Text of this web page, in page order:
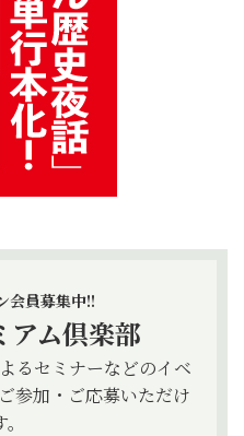
会員募集中!!
アム倶楽部
るセミナーなどのイベ
参加・ご応募いただけ